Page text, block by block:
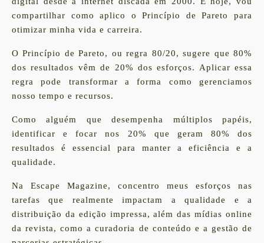
compartilhar como aplico o Princípio de Pareto para
otimizar minha vida e carreira.
O Princípio de Pareto, ou regra 80/20, sugere que 80%
dos resultados vêm de 20% dos esforços. Aplicar essa
regra pode transformar a forma como gerenciamos
nosso tempo e recursos.
Como alguém que desempenha múltiplos papéis,
identificar e focar nos 20% que geram 80% dos
resultados é essencial para manter a eficiência e a
qualidade.
Na Escape Magazine, concentro meus esforços nas
tarefas que realmente impactam a qualidade e a
distribuição da edição impressa, além das mídias online
da revista, como a curadoria de conteúdo e a gestão de